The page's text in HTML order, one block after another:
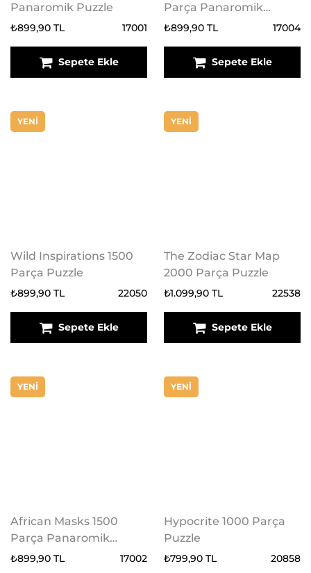
Panaromik Puzzle
₺899,90 TL 17001
Sepete Ekle
Parça Panaromik
Puzzle
₺899,90 TL 17004
Sepete Ekle
YENİ
Wild Inspirations 1500
Parça Puzzle
₺899,90 TL 22050
Sepete Ekle
YENİ
The Zodiac Star Map
2000 Parça Puzzle
₺1.099,90 TL 22538
Sepete Ekle
YENİ
African Masks 1500
Parça Panaromik
Puzzle
₺899,90 TL 17002
YENİ
Hypocrite 1000 Parça
Puzzle
₺799,90 TL 20858